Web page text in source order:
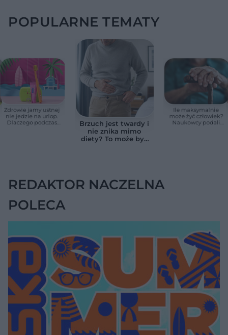
POPULARNE TEMATY
Zdrowie jamy ustnej
nie jedzie na urlop.
Dlaczego podczas
Brzuch jest twardy i
nie znika mimo
diety? To może być
Ile maksymalnie
może żyć człowiek?
Naukowcy podali
REDAKTOR NACZELNA
POLECA